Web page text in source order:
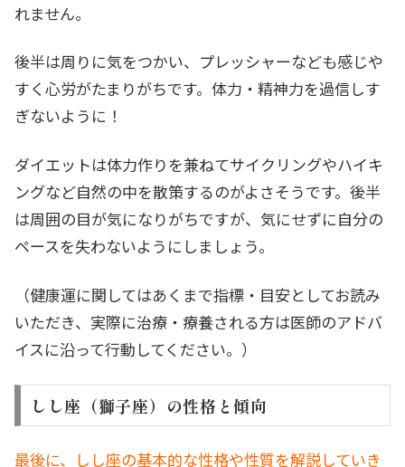
れません。
後半は周りに気をつかい、プレッシャーなども感じや
すく心労がたまりがちです。体力・精神力を過信しす
ぎないように！
ダイエットは体力作りを兼ねてサイクリングやハイキ
ングなど自然の中を散策するのがよさそうです。後半
は周囲の目が気になりがちですが、気にせずに自分の
ペースを失わないようにしましょう。
（健康運に関してはあくまで指標・目安としてお読み
いただき、実際に治療・療養される方は医師のアドバ
イスに沿って行動してください。）
しし座（獅子座）の性格と傾向
最後に、しし座の基本的な性格や性質を解説していき